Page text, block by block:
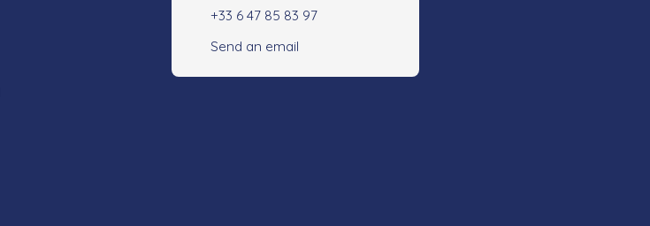
+33 6 47 85 83 97
Send an email